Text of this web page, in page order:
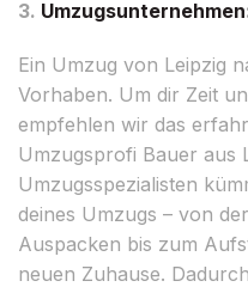
3. Umzugsunternehmen
Ein Umzug von Leipzig
Vorhaben. Um dir Zeit
empfehlen wir das
Umzugsprofi Bauer aus
Umzugsspezialisten
deines Umzugs – von
Auspacken bis zum
neuen Zuhause.